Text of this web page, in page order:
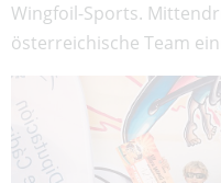
Wingfoil-Sports.
österreichische Team